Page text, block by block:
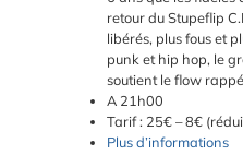
retour du Stupeflip
libérés, plus fous et
punk et hip hop, le
soutient le flow
A 21h00
Tarif : 25€ – 8€
Plus d’informations